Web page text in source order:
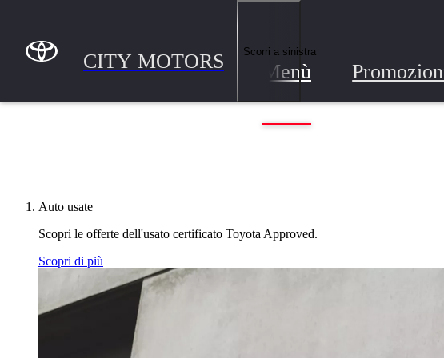
CITY MOTORS Menù
Scorri a sinistra
CITY MOTORS
Auto usate
Scopri le offerte dell'usato certificato Toyota Approved.
Scopri di più